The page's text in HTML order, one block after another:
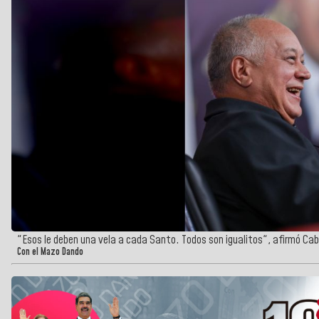
"Esos le deben una vela a cada Santo. Todos son igualitos", afirmó
Con el Mazo Dando